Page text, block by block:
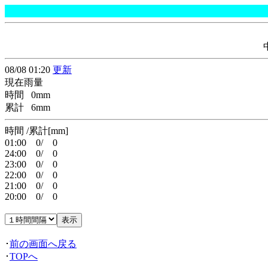
08/08 01:20 更新
現在雨量
時間 0mm
累計 6mm
時間 /累計[mm]
01:00 0/ 0
24:00 0/ 0
23:00 0/ 0
22:00 0/ 0
21:00 0/ 0
20:00 0/ 0
･前の画面へ戻る
･TOPへ